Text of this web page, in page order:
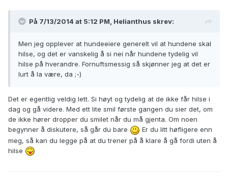
På 7/13/2014 at 5:12 PM, Helianthus skrev:
Men jeg opplever at hundeeiere generelt vil at hundene skal
hilse, og det er vanskelig å si nei når hundene tydelig vil
hilse på hverandre. Fornuftsmessig så skjønner jeg at det er
lurt å la være, da ;-)
Det er egentlig veldig lett. Si høyt og tydelig at de ikke får hilse i
dag og gå videre. Med ett lite smil første gangen du sier det, om
de ikke hører dropper du smilet når du må gjenta. Om noen
begynner å diskutere, så går du bare
Er du litt høfligere enn
meg, så kan du legge på at du trener på å klare å gå fordi uten å
hilse